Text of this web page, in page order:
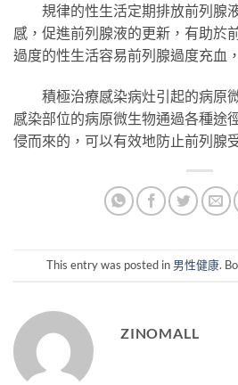
規律的性生活定期排放前列腺
感，促進前列腺液的更新，有助於
過度的性生活容易前列腺過度充血
積極治療感染病灶引起的病原
感染部位的病原微生物通過各種途
侵而來的，可以有效地防止前列腺
This entry was posted in 男性健康.
ZINOMALL